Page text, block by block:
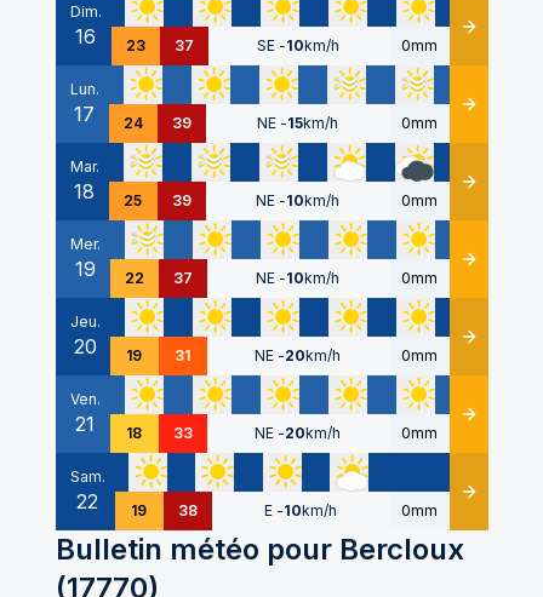
Dim.
16 23 37 SE -10km/h 0mm Détails
Lun.
17 24 39 NE -15km/h 0mm Détails
Mar.
18 25 39 NE -10km/h 0mm Détails
Mer.
19 22 37 NE -10km/h 0mm Détails
Jeu.
20 19 31 NE -20km/h 0mm Détails
Ven.
21 18 33 NE -20km/h 0mm Détails
Sam.
22 19 38 E -10km/h 0mm Détails
Bulletin météo pour Bercloux
(17770)